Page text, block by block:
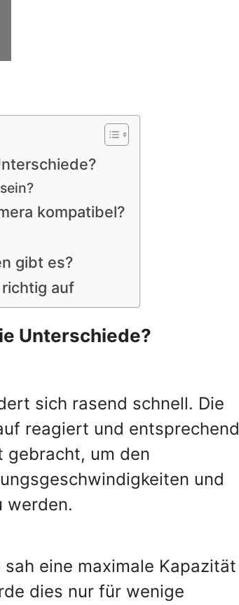
kompatibel?
gibt es?
auf
Unterschiede?
sich rasend schnell. Die
reagiert und entsprechend
gebracht, um den
und
werden.
eine maximale Kapazität
dies nur für wenige